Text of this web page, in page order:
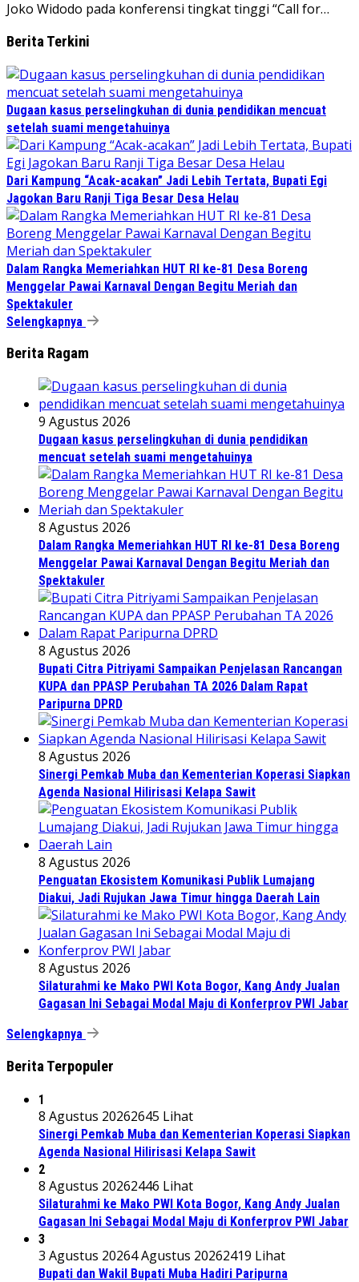
Joko Widodo pada konferensi tingkat tinggi “Call for…
Berita Terkini
Dugaan kasus perselingkuhan di dunia pendidikan mencuat
setelah suami mengetahuinya
Dari Kampung “Acak-acakan” Jadi Lebih Tertata, Bupati Egi
Jagokan Baru Ranji Tiga Besar Desa Helau
Dalam Rangka Memeriahkan HUT RI ke-81 Desa Boreng
Menggelar Pawai Karnaval Dengan Begitu Meriah dan
Spektakuler
Selengkapnya
Berita Ragam
9 Agustus 2026
Dugaan kasus perselingkuhan di dunia pendidikan
mencuat setelah suami mengetahuinya
8 Agustus 2026
Dalam Rangka Memeriahkan HUT RI ke-81 Desa Boreng
Menggelar Pawai Karnaval Dengan Begitu Meriah dan
Spektakuler
8 Agustus 2026
Bupati Citra Pitriyami Sampaikan Penjelasan Rancangan
KUPA dan PPASP Perubahan TA 2026 Dalam Rapat
Paripurna DPRD
8 Agustus 2026
Sinergi Pemkab Muba dan Kementerian Koperasi Siapkan
Agenda Nasional Hilirisasi Kelapa Sawit
8 Agustus 2026
Penguatan Ekosistem Komunikasi Publik Lumajang
Diakui, Jadi Rujukan Jawa Timur hingga Daerah Lain
8 Agustus 2026
Silaturahmi ke Mako PWI Kota Bogor, Kang Andy Jualan
Gagasan Ini Sebagai Modal Maju di Konferprov PWI Jabar
Selengkapnya
Berita Terpopuler
1
8 Agustus 20262645 Lihat
Sinergi Pemkab Muba dan Kementerian Koperasi Siapkan
Agenda Nasional Hilirisasi Kelapa Sawit
2
8 Agustus 20262446 Lihat
Silaturahmi ke Mako PWI Kota Bogor, Kang Andy Jualan
Gagasan Ini Sebagai Modal Maju di Konferprov PWI Jabar
3
3 Agustus 20264 Agustus 20262419 Lihat
Bupati dan Wakil Bupati Muba Hadiri Paripurna